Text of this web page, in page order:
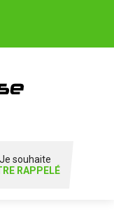
Je souhaite
RAPPELÉ